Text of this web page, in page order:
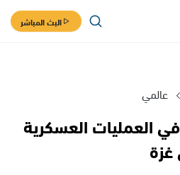
البث المباشر
عالمي
العمليات العسكرية